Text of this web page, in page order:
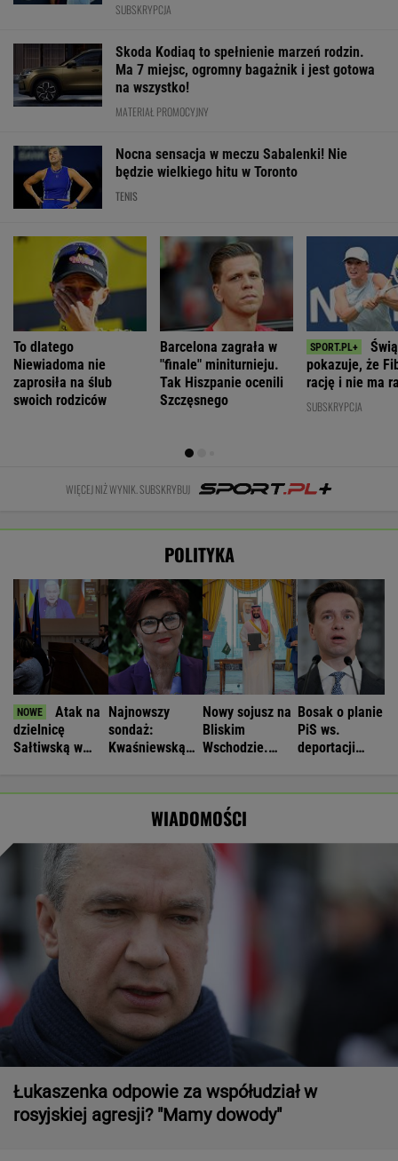
SUBSKRYPCJA
Skoda Kodiaq to spełnienie marzeń rodzin.
Ma 7 miejsc, ogromny bagażnik i jest gotowa
na wszystko!
MATERIAŁ PROMOCYJNY
Nocna sensacja w meczu Sabalenki! Nie
będzie wielkiego hitu w Toronto
TENIS
To dlatego
Niewiadoma nie
zaprosiła na ślub
swoich rodziców
Barcelona zagrała w
"finale" miniturnieju.
Tak Hiszpanie ocenili
Szczęsnego
pokazuje, że
rację i nie ma
SUBSKRYPCJA
WIĘCEJ NIŻ WYNIK. SUBSKRYBUJ
POLITYKA
Atak na
dzielnicę
Sałtiwską w
Najnowszy
sondaż:
Kwaśniewską
Nowy sojusz na
Bliskim
Wschodzie.
Bosak o planie
PiS ws.
deportacji
WIADOMOŚCI
Łukaszenka odpowie za współudział w
rosyjskiej agresji? "Mamy dowody"